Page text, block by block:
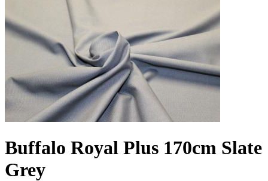
Buffalo Royal Plus 170cm Slate
Grey